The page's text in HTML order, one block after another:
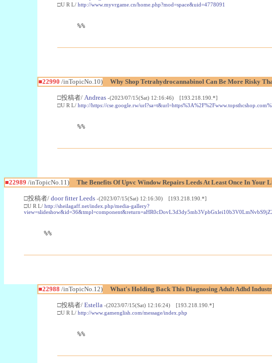
□U R L/ http://www.myvrgame.cn/home.php?mod=space&uid=4778091
%%
■22990 /inTopicNo.10) Why Shop Tetrahydrocannabinol Can Be More Risky
□投稿者/ Andreas -(2023/07/15(Sat) 12:16:46) [193.218.190.*]
□U R L/ http://https://cse.google.rw/
%%
■22989 /inTopicNo.11) The Benefits Of Upvc Window Repairs Leeds At Least Once In Your
□投稿者/ door fitter Leeds -(2023/07/15(Sat) 12:16:30) [193.218.190.*]
□U R L/ http://sheilagaff.net/index.php/media-gallery?
%%
■22988 /inTopicNo.12) What's Holding Back This Diagnosing Adult Adhd
□投稿者/ Estella -(2023/07/15(Sat) 12:16:24) [193.218.190.*]
□U R L/ http://www.gamenglish.com/message/index.php
%%